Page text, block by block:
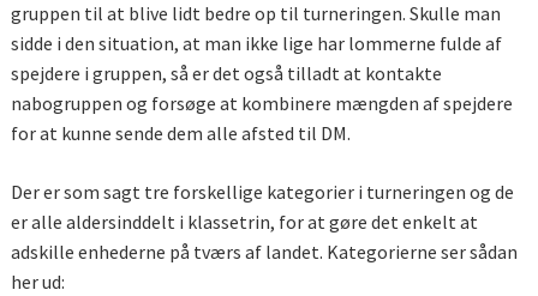
gruppen til at blive lidt bedre op til turneringen. Skulle man
sidde i den situation, at man ikke lige har lommerne fulde af
spejdere i gruppen, så er det også tilladt at kontakte
nabogruppen og forsøge at kombinere mængden af spejdere
for at kunne sende dem alle afsted til DM.
Der er som sagt tre forskellige kategorier i turneringen og de
er alle aldersinddelt i klassetrin, for at gøre det enkelt at
adskille enhederne på tværs af landet. Kategorierne ser sådan
her ud: